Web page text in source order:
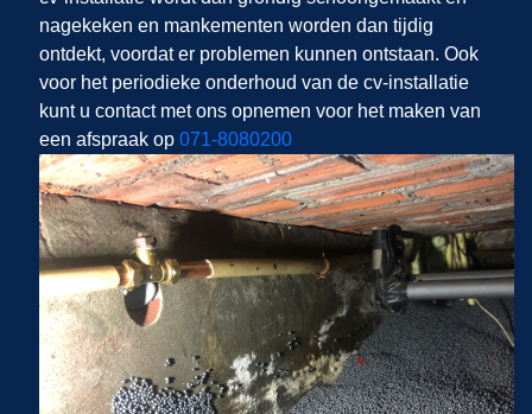
nagekeken en mankementen worden dan tijdig
ontdekt, voordat er problemen kunnen ontstaan. Ook
voor het periodieke onderhoud van de cv-installatie
kunt u contact met ons opnemen voor het maken van
een afspraak op 071-8080200